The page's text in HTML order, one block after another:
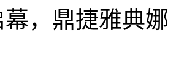
幕，鼎捷雅典